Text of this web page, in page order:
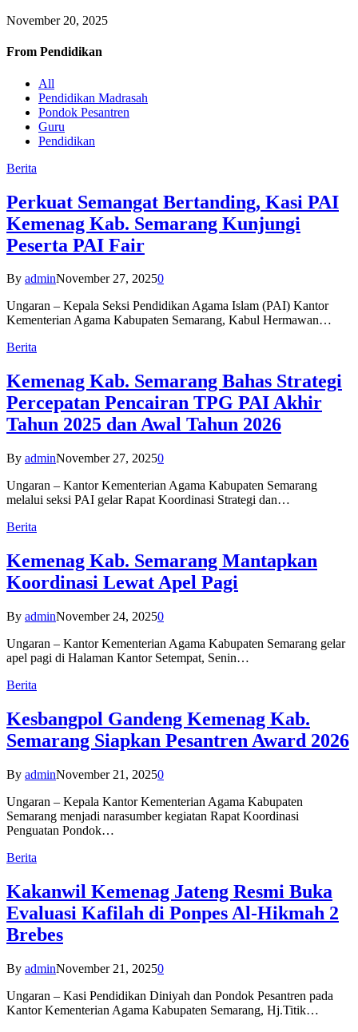
November 20, 2025
From Pendidikan
All
Pendidikan Madrasah
Pondok Pesantren
Guru
Pendidikan
Berita
Perkuat Semangat Bertanding, Kasi PAI
Kemenag Kab. Semarang Kunjungi
Peserta PAI Fair
By adminNovember 27, 20250
Ungaran – Kepala Seksi Pendidikan Agama Islam (PAI) Kantor
Kementerian Agama Kabupaten Semarang, Kabul Hermawan…
Berita
Kemenag Kab. Semarang Bahas Strategi
Percepatan Pencairan TPG PAI Akhir
Tahun 2025 dan Awal Tahun 2026
By adminNovember 27, 20250
Ungaran – Kantor Kementerian Agama Kabupaten Semarang
melalui seksi PAI gelar Rapat Koordinasi Strategi dan…
Berita
Kemenag Kab. Semarang Mantapkan
Koordinasi Lewat Apel Pagi
By adminNovember 24, 20250
Ungaran – Kantor Kementerian Agama Kabupaten Semarang gelar
apel pagi di Halaman Kantor Setempat, Senin…
Berita
Kesbangpol Gandeng Kemenag Kab.
Semarang Siapkan Pesantren Award 2026
By adminNovember 21, 20250
Ungaran – Kepala Kantor Kementerian Agama Kabupaten
Semarang menjadi narasumber kegiatan Rapat Koordinasi
Penguatan Pondok…
Berita
Kakanwil Kemenag Jateng Resmi Buka
Evaluasi Kafilah di Ponpes Al-Hikmah 2
Brebes
By adminNovember 21, 20250
Ungaran – Kasi Pendidikan Diniyah dan Pondok Pesantren pada
Kantor Kementerian Agama Kabupaten Semarang, Hj.Titik…